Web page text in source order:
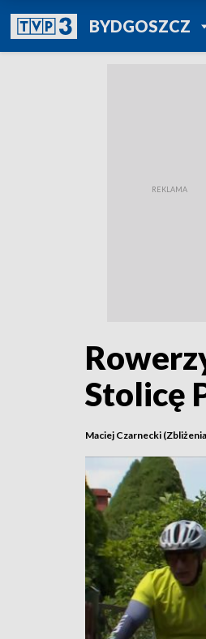
BYDGOSZCZ
TVP
Stolicę
Maciej Czarnecki